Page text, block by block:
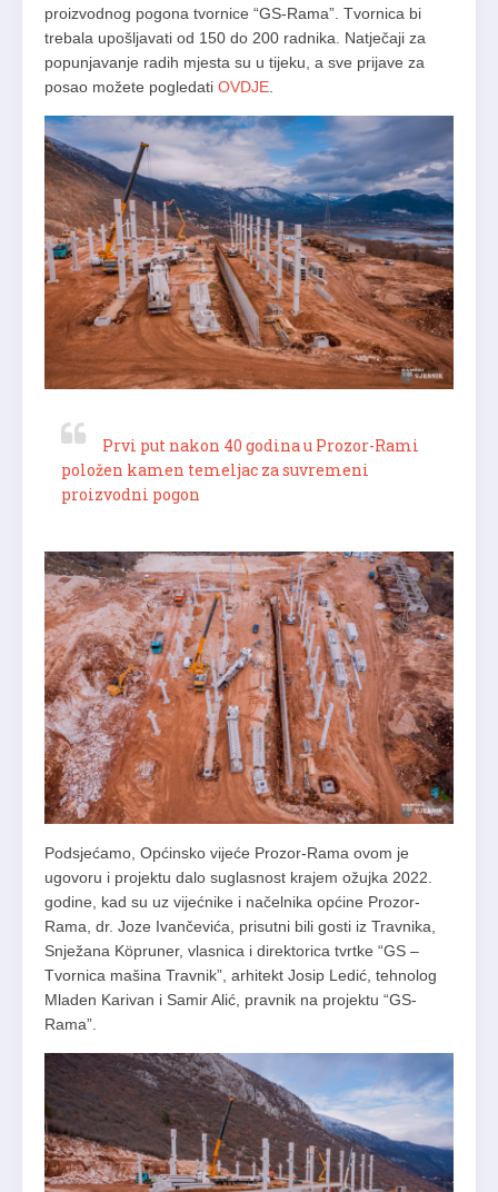
proizvodnog pogona tvornice “GS-Rama”. Tvornica bi
trebala upošljavati od 150 do 200 radnika. Natječaji za
popunjavanje radih mjesta su u tijeku, a sve prijave za
posao možete pogledati OVDJE.
Prvi put nakon 40 godina u Prozor-Rami
položen kamen temeljac za suvremeni
proizvodni pogon
Podsjećamo, Općinsko vijeće Prozor-Rama ovom je
ugovoru i projektu dalo suglasnost krajem ožujka 2022.
godine, kad su uz vijećnike i načelnika općine Prozor-
Rama, dr. Joze Ivančevića, prisutni bili gosti iz Travnika,
Snježana Köpruner, vlasnica i direktorica tvrtke “GS –
Tvornica mašina Travnik”, arhitekt Josip Ledić, tehnolog
Mladen Karivan i Samir Alić, pravnik na projektu “GS-
Rama”.